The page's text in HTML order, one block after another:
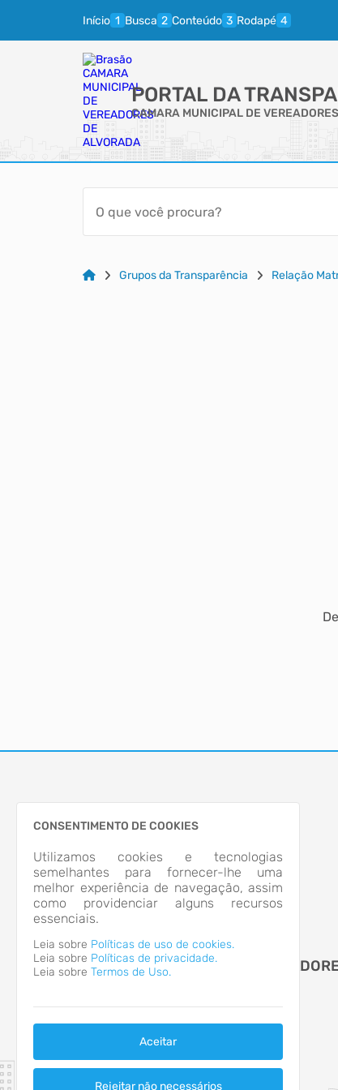
Início Busca Conteúdo Rodapé
PORTAL DA
CAMARA MUNICIPAL DE
Grupos da Transparência Relação
CONSENTIMENTO DE COOKIES
Utilizamos cookies e tecnologias
semelhantes para fornecer-lhe uma
melhor experiência de navegação, assim
como providenciar alguns recursos
essenciais.
Leia sobre Políticas de uso de cookies.
Leia sobre Políticas de privacidade.
Leia sobre Termos de Uso.
Aceitar
Rejeitar não necessários
CAMARA MUNICIPAL DE